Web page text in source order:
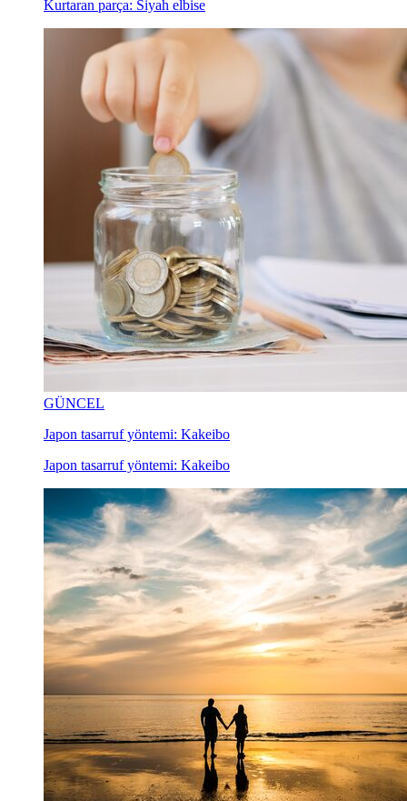
Kurtaran parça: Siyah elbise
GÜNCEL
Japon tasarruf yöntemi: Kakeibo
Japon tasarruf yöntemi: Kakeibo